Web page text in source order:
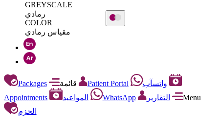
GREYSCALE
رمادي
COLOR
مقياس رمادي
Packages Patient Portal
واتسآب
Appointments
المواعيد WhatsApp التقارير
Menu
الحزم